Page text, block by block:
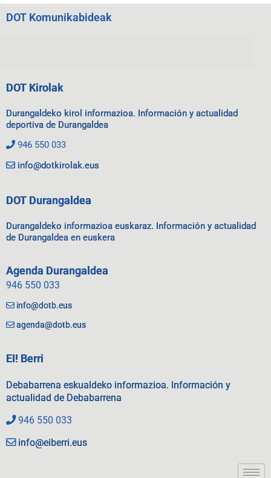
DOT Komunikabideak
DOT Kirolak
Durangaldeko kirol informazioa. Información y actualidad
deportiva de Durangaldea
946 550 033
info@dotkirolak.eus
DOT Durangaldea
Durangaldeko informazioa euskaraz. Información y actualidad
de Durangaldea en euskera
Agenda Durangaldea
946 550 033
info@dotb.eus
agenda@dotb.eus
EI! Berri
Debabarrena eskualdeko informazioa. Información y
actualidad de Debabarrena
946 550 033
info@eiberri.eus